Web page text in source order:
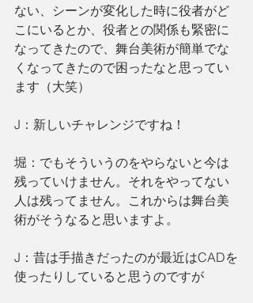
ない、シーンが変化した時に役者がど
こにいるとか、役者との関係も緊密に
なってきたので、舞台美術が簡単でな
くなってきたので困ったなと思ってい
ます（大笑）
J：新しいチャレンジですね！
堀：でもそういうのをやらないと今は
残っていけません。それをやってない
人は残ってません。これからは舞台美
術がそうなると思いますよ。
J：昔は手描きだったのが最近はCADを
使ったりしていると思うのですが